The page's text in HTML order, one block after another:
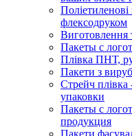
флексодруком
Виготовлення
Пакеты с
Плівка ПНТ,
Пакети з
Стрейч плівка
упаковки
Пакеты с
продукция
Пакети